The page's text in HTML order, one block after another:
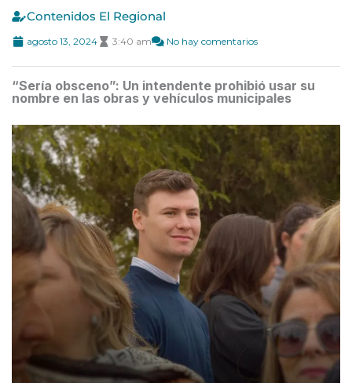
Contenidos El Regional
agosto 13, 2024 3:40 am No hay comentarios
“Sería obsceno”: Un intendente prohibió usar su
nombre en las obras y vehículos municipales